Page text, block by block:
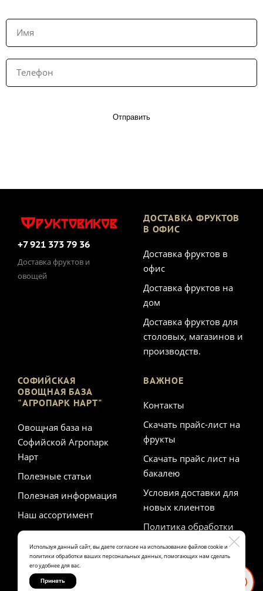
Используя данный сайт, вы даете согласие на использование файлов cookie и
политики обработки ваших персональных данных, помогающих нам сделать
его удобнее для вас.
Принять
Отправить
+7 921 373 79 36
Доставка фруктов и
овощей
ДОСТАВКА ФРУКТОВ
В ОФИС
Доставка фруктов в
офис
Доставка фруктов на
дом
Доставка фруктов для
столовых, магазинов и
производств.
СОФИЙСКАЯ
ОВОЩНАЯ БАЗА
"АГРОПАРК НАРТ"
Овощная база на
Софийской Агропарк
Нарт
Полезные статьи
Полезная информация
Наш ассортимент
ВАЖНОЕ
Контакты
Скачать прайс-лист на
фрукты
Скачать прайс лист на
бакалею
Условия доставки для
новых клиентов
Политика обработки
персональных данных